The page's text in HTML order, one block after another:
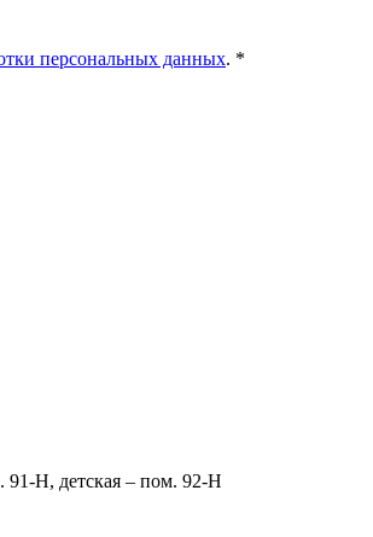
персональных данных. *
91-Н, детская – пом. 92-Н